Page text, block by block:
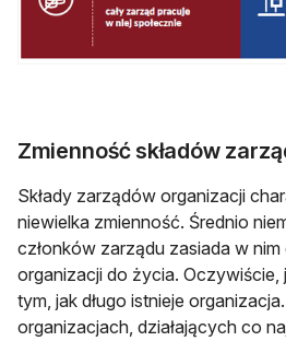
Zmienność składów
Składy zarządów organizacji
niewielka zmienność. Średnio
członków zarządu zasiada w
organizacji do życia. Oczywiście,
tym, jak długo istnieje
organizacjach, działających co